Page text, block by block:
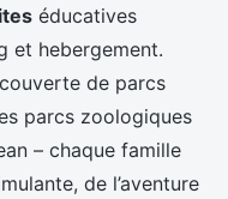
éducatives
et hebergement.
de parcs
parcs zoologiques
– chaque famille
de l’aventure